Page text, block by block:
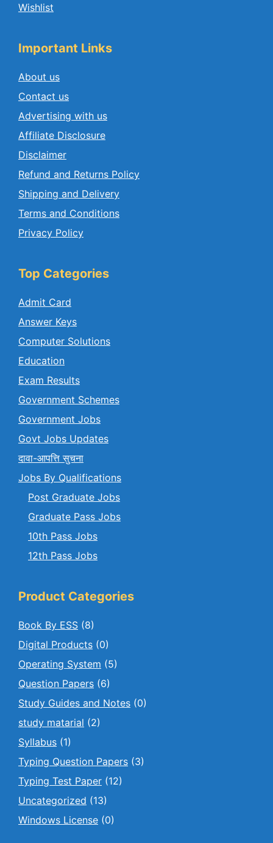
Wishlist
Important Links
About us
Contact us
Advertising with us
Affiliate Disclosure
Disclaimer
Refund and Returns Policy
Shipping and Delivery
Terms and Conditions
Privacy Policy
Top Categories
Admit Card
Answer Keys
Computer Solutions
Education
Exam Results
Government Schemes
Government Jobs
Govt Jobs Updates
दावा-आपत्ति सुचना
Jobs By Qualifications
Post Graduate Jobs
Graduate Pass Jobs
10th Pass Jobs
12th Pass Jobs
Product Categories
Book By ESS (8)
Digital Products (0)
Operating System (5)
Question Papers (6)
Study Guides and Notes (0)
study matarial (2)
Syllabus (1)
Typing Question Papers (3)
Typing Test Paper (12)
Uncategorized (13)
Windows License (0)